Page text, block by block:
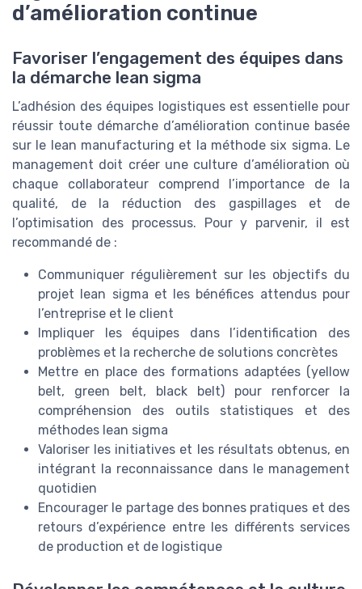
d’amélioration continue
Favoriser l’engagement des équipes dans
la démarche lean sigma
L’adhésion des équipes logistiques est essentielle pour
réussir toute démarche d’amélioration continue basée
sur le lean manufacturing et la méthode six sigma. Le
management doit créer une culture d’amélioration où
chaque collaborateur comprend l’importance de la
qualité, de la réduction des gaspillages et de
l’optimisation des processus. Pour y parvenir, il est
recommandé de :
Communiquer régulièrement sur les objectifs du
projet lean sigma et les bénéfices attendus pour
l’entreprise et le client
Impliquer les équipes dans l’identification des
problèmes et la recherche de solutions concrètes
Mettre en place des formations adaptées (yellow
belt, green belt, black belt) pour renforcer la
compréhension des outils statistiques et des
méthodes lean sigma
Valoriser les initiatives et les résultats obtenus, en
intégrant la reconnaissance dans le management
quotidien
Encourager le partage des bonnes pratiques et des
retours d’expérience entre les différents services
de production et de logistique